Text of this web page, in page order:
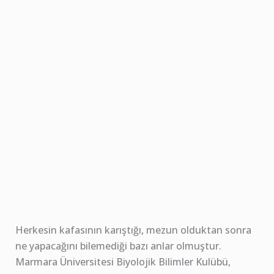
Herkesin kafasının karıştığı, mezun olduktan sonra
ne yapacağını bilemediği bazı anlar olmuştur.
Marmara Üniversitesi Biyolojik Bilimler Kulübü,